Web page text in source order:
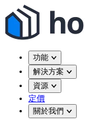
功能
解決方案
資源
定價
關於我們